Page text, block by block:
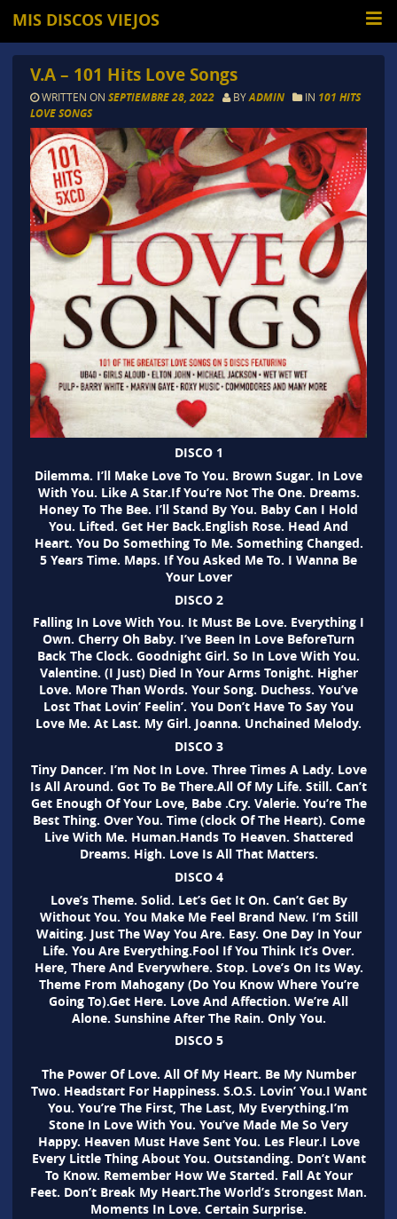
MIS DISCOS VIEJOS
V.A – 101 Hits Love Songs
WRITTEN ON SEPTIEMBRE 28, 2022 BYADMIN IN 101 HITS
LOVE SONGS
DISCO 1
Dilemma. I’ll Make Love To You. Brown Sugar. In Love
With You. Like A Star.If You’re Not The One. Dreams.
Honey To The Bee. I’ll Stand By You. Baby Can I Hold
You. Lifted. Get Her Back.English Rose. Head And
Heart. You Do Something To Me. Something Changed.
5 Years Time. Maps. If You Asked Me To. I Wanna Be
Your Lover
DISCO 2
Falling In Love With You. It Must Be Love. Everything I
Own. Cherry Oh Baby. I’ve Been In Love BeforeTurn
Back The Clock. Goodnight Girl. So In Love With You.
Valentine. (I Just) Died In Your Arms Tonight. Higher
Love. More Than Words. Your Song. Duchess. You’ve
Lost That Lovin’ Feelin’. You Don’t Have To Say You
Love Me. At Last. My Girl. Joanna. Unchained Melody.
DISCO 3
Tiny Dancer. I’m Not In Love. Three Times A Lady. Love
Is All Around. Got To Be There.All Of My Life. Still. Can’t
Get Enough Of Your Love, Babe .Cry. Valerie. You’re The
Best Thing. Over You. Time (clock Of The Heart). Come
Live With Me. Human.Hands To Heaven. Shattered
Dreams. High. Love Is All That Matters.
DISCO 4
Love’s Theme. Solid. Let’s Get It On. Can’t Get By
Without You. You Make Me Feel Brand New. I’m Still
Waiting. Just The Way You Are. Easy. One Day In Your
Life. You Are Everything.Fool If You Think It’s Over.
Here, There And Everywhere. Stop. Love’s On Its Way.
Theme From Mahogany (Do You Know Where You’re
Going To).Get Here. Love And Affection. We’re All
Alone. Sunshine After The Rain. Only You.
DISCO 5
The Power Of Love. All Of My Heart. Be My Number
Two. Headstart For Happiness. S.O.S. Lovin’ You.I Want
You. You’re The First, The Last, My Everything.I’m
Stone In Love With You. You’ve Made Me So Very
Happy. Heaven Must Have Sent You. Les Fleur.I Love
Every Little Thing About You. Outstanding. Don’t Want
To Know. Remember How We Started. Fall At Your
Feet. Don’t Break My Heart.The World’s Strongest Man.
Moments In Love. Certain Surprise.